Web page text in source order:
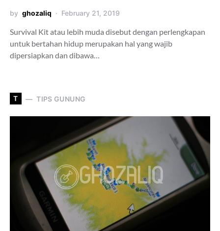
by ghozaliq February 21, 2019
Survival Kit atau lebih muda disebut dengan perlengkapan
untuk bertahan hidup merupakan hal yang wajib
dipersiapkan dan dibawa…
T TIPS GUNUNG